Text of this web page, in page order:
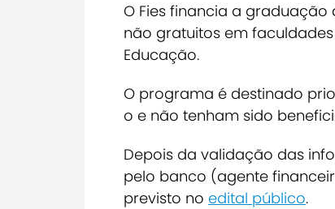
O Fies financia a
não gratuitos em
Educação.
O programa é destinado
o e não tenham sido
Depois da validação das
pelo banco (agente
previsto no edital público.